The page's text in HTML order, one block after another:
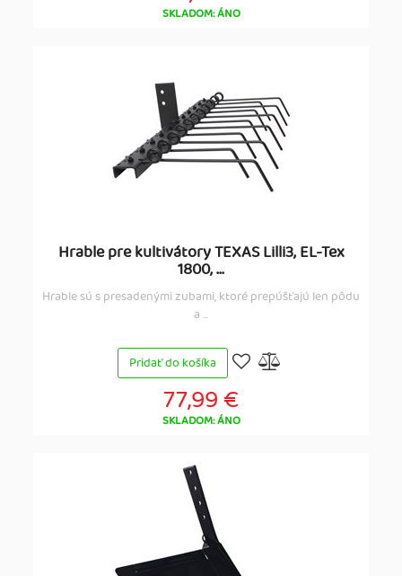
SKLADOM: ÁNO
Hrable pre kultivátory TEXAS Lilli3, EL-Tex
1800, ...
Hrable sú s presadenými zubami, ktoré prepúšťajú len pôdu
a ...
Pridať do košíka
77,99 €
SKLADOM: ÁNO